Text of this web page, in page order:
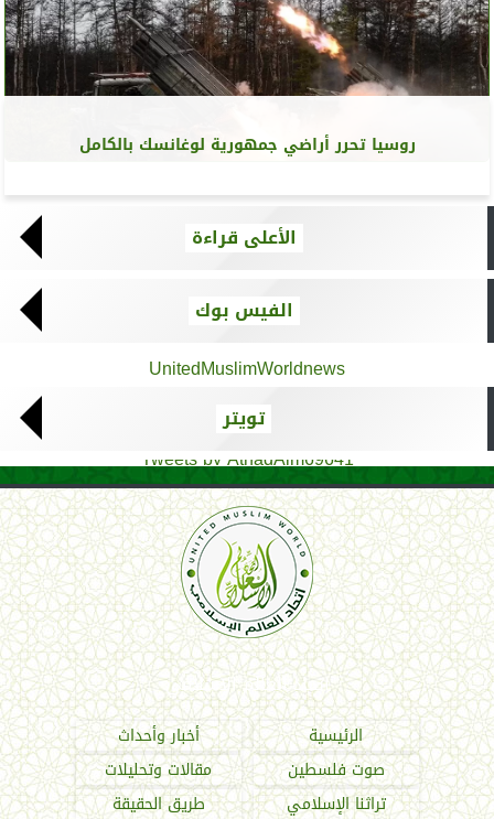
روسيا تحرر أراضي جمهورية لوغانسك بالكامل
الأعلى قراءة
الفيس بوك
UnitedMuslimWorldnews
تويتر
Tweets by AthadAlm69641
اتحاد العالم الإسلامي
الرئيسية
أخبار وأحداث
صوت فلسطين
مقالات وتحليلات
تراثنا الإسلامي
طريق الحقيقة